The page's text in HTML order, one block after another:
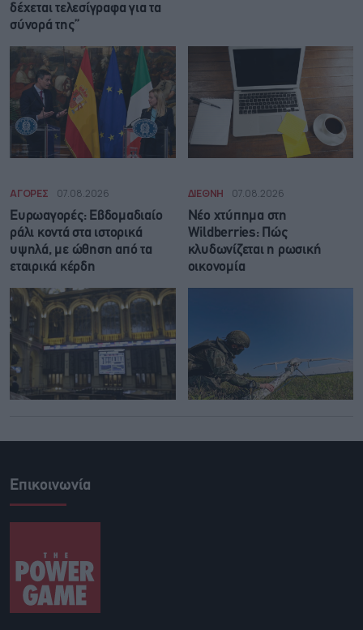
δέχεται τελεσίγραφα για τα
σύνορά της”
ΑΓΟΡΕΣ 07.08.2026
Ευρωαγορές: Εβδομαδιαίο
ράλι κοντά στα ιστορικά
υψηλά, με ώθηση από τα
εταιρικά κέρδη
ΔΙΕΘΝΗ 07.08.2026
Νέο χτύπημα στη
Wildberries: Πώς
κλυδωνίζεται η ρωσική
οικονομία
Επικοινωνία